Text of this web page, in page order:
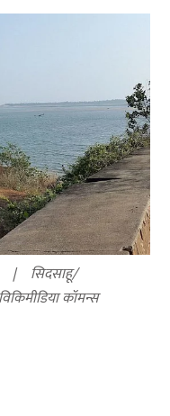
सिदसाहू/
विकिमीडिया कॉमन्स